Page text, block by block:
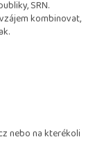
SRN.
kombinovat,
nebo na kterékoli